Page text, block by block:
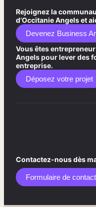
Rejoignez la
d’Occitanie Angels et
Devenez Business
Vous êtes
Angels pour lever des
entreprise.
Déposez votre projet
Contactez-nous dès
Formulaire de contact​